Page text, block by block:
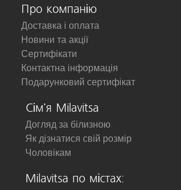
Про компанію
Доставка і оплата
Новини та акції
Сертифікати
Контактна інформація
Подарунковий сертифікат
Сім'я Milavitsa
Догляд за білизною
Як дізнатися свій розмір
Чоловікам
Milavitsa по містах: